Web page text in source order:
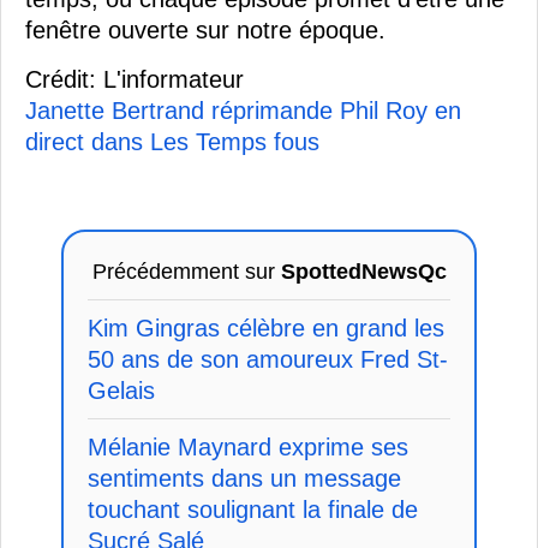
fenêtre ouverte sur notre époque.
Crédit: L'informateur
Janette Bertrand réprimande Phil Roy en
direct dans Les Temps fous
Précédemment sur SpottedNewsQc
Kim Gingras célèbre en grand les
50 ans de son amoureux Fred St-
Gelais
Mélanie Maynard exprime ses
sentiments dans un message
touchant soulignant la finale de
Sucré Salé